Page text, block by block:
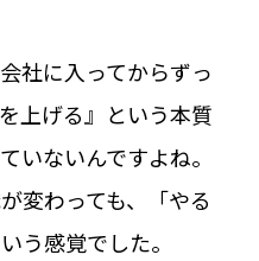
社に入ってからずっ
上げる』という本質
いないんですよね。
変わっても、「やる
う感覚でした。